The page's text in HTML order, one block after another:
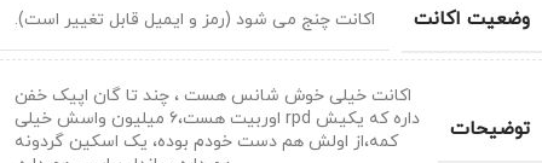
وضعیت اکانت اکانت چنج می شود (رمز و ایمیل قابل تغییر است).
توضیحات
اکانت خیلی خوش شانس هست ، چند تا گان اپیک خفن
داره که یکیش rpd اوربیت هست،۶ میلیون واسش خیلی
کمه،از اولش هم دست خودم بوده، یک اسکین گردونه